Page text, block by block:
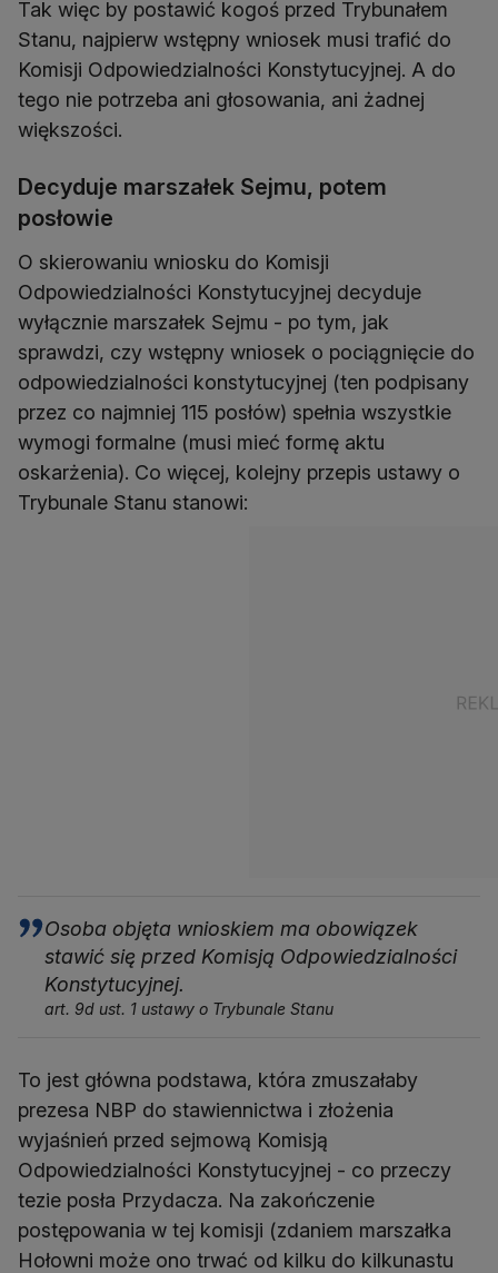
Tak więc by postawić kogoś przed Trybunałem
Stanu, najpierw wstępny wniosek musi trafić do
Komisji Odpowiedzialności Konstytucyjnej. A do
tego nie potrzeba ani głosowania, ani żadnej
większości.
Decyduje marszałek Sejmu, potem
posłowie
O skierowaniu wniosku do Komisji
Odpowiedzialności Konstytucyjnej decyduje
wyłącznie marszałek Sejmu - po tym, jak
sprawdzi, czy wstępny wniosek o pociągnięcie do
odpowiedzialności konstytucyjnej (ten podpisany
przez co najmniej 115 posłów) spełnia wszystkie
wymogi formalne (musi mieć formę aktu
oskarżenia). Co więcej, kolejny przepis ustawy o
Trybunale Stanu stanowi:
Osoba objęta wnioskiem ma obowiązek
stawić się przed Komisją Odpowiedzialności
Konstytucyjnej.
art. 9d ust. 1 ustawy o Trybunale Stanu
To jest główna podstawa, która zmuszałaby
prezesa NBP do stawiennictwa i złożenia
wyjaśnień przed sejmową Komisją
Odpowiedzialności Konstytucyjnej - co przeczy
tezie posła Przydacza. Na zakończenie
postępowania w tej komisji (zdaniem marszałka
Hołowni może ono trwać od kilku do kilkunastu